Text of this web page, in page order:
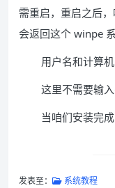
需重启，重启之后
会返回这个 winpe
用户名和计算
这里不需要输
当咱们安装完
发表至： 系统教程